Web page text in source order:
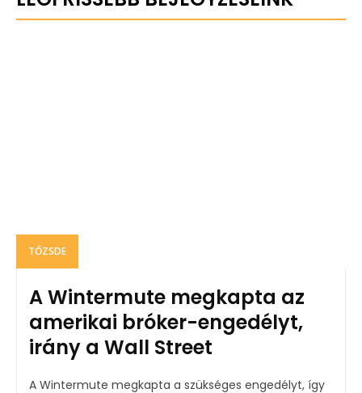
TŐZSDE
A Wintermute megkapta az
amerikai bróker-engedélyt,
irány a Wall Street
A Wintermute megkapta a szükséges engedélyt, így